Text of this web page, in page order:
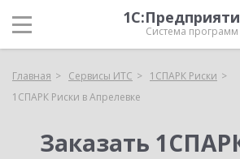
Система программ
Главная Сервисы ИТС
1СПАРК Риски
1СПАРК Риски в Апрелевке
Заказать